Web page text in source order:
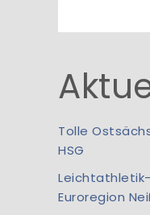
Tolle
HSG
Euroregion